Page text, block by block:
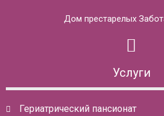
Дом престарелых
Услуги
Гериатрический пансионат